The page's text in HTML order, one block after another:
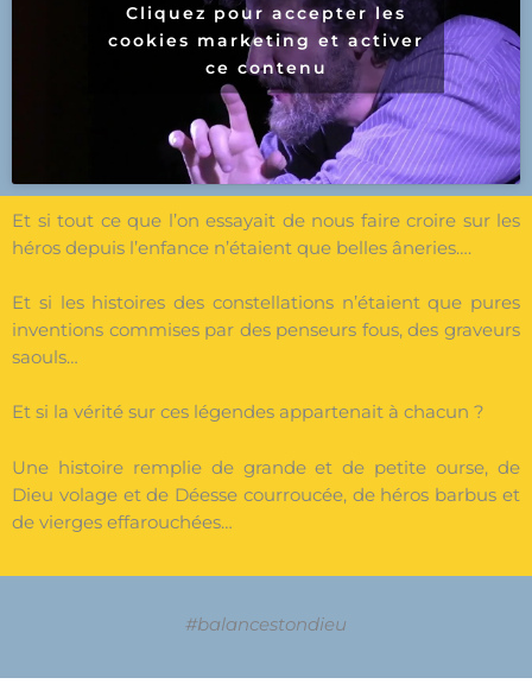
Cliquez pour accepter les
cookies marketing et activer
ce contenu
Et si tout ce que l’on essayait de nous faire croire sur les
héros depuis l’enfance n’étaient que belles âneries….
Et si les histoires des constellations n’étaient que pures
inventions commises par des penseurs fous, des graveurs
saouls…
Et si la vérité sur ces légendes appartenait à chacun ?
Une histoire remplie de grande et de petite ourse, de
Dieu volage et de Déesse courroucée, de héros barbus et
de vierges effarouchées…
#balancestondieu